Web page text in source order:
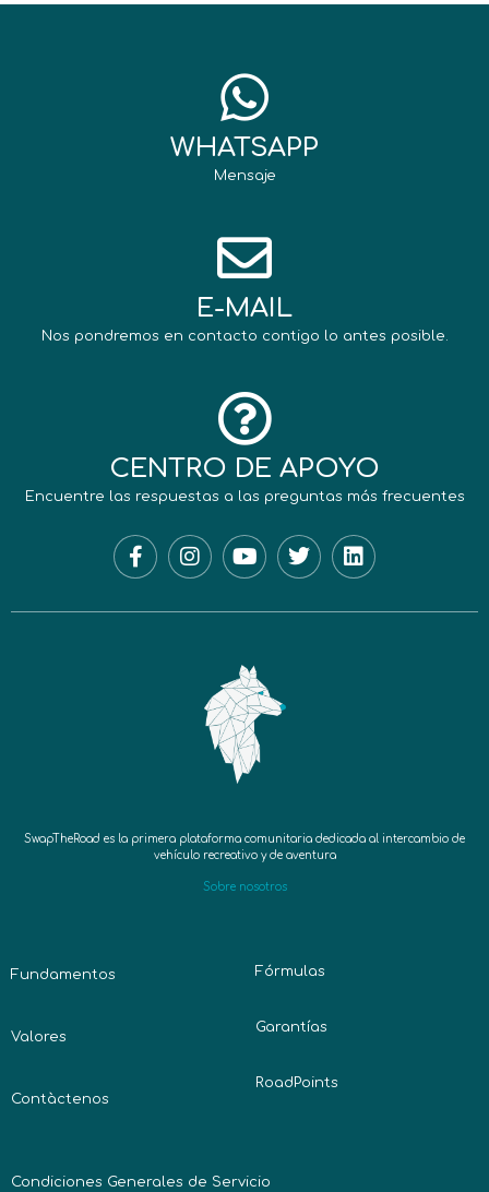
WHATSAPP
Mensaje
E-MAIL
Nos pondremos en contacto contigo lo antes posible.
CENTRO DE APOYO
Encuentre las respuestas a las preguntas más frecuentes
SwapTheRoad es la primera plataforma comunitaria dedicada al intercambio de
vehículo recreativo y de aventura
Sobre nosotros
Fundamentos
Valores
Contàctenos
Fórmulas
Garantías
RoadPoints
Condiciones Generales de Servicio